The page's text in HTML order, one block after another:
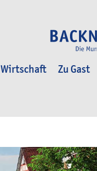
Wirtschaft Zu Gast